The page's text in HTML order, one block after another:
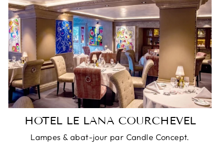
HOTEL LE LANA COURCHEVEL
Lampes & abat-jour par Candle Concept.